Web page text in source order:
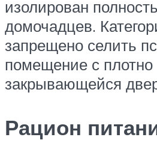
изолирован
домочадцев.
запрещено селить
помещение с плотно
закрывающейся
Рацион